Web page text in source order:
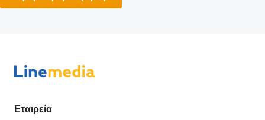
Εταιρεία